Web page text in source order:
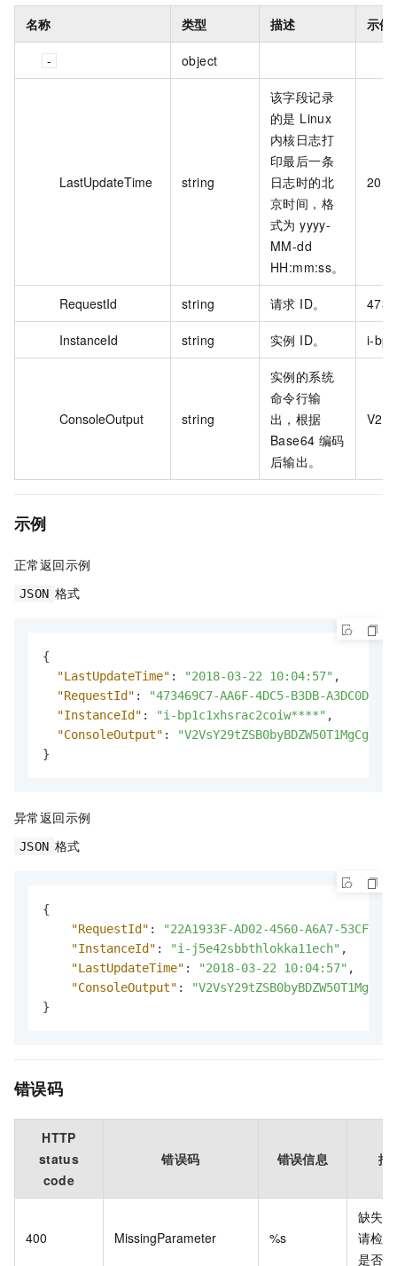
名称 类型 描述 示例
object
LastUpdateTime string
该字段记录
的是 Linux
内核日志打
印最后一条
日志时的北
京时间，格
式为 yyyy-
MM-dd
HH:mm:ss。
RequestId string 请求 ID。
InstanceId string 实例 ID。 i-
ConsoleOutput string
实例的系统
命令行输
出，根据
Base64 编码
后输出。
示例
正常返回示例
JSON 格式
{
"LastUpdateTime" : "2018-03-22 10:04:57" ,
"RequestId" :
"473469C7-AA6F-4DC5-B3DB-
"InstanceId" : "i-bp1c1xhsrac2coiw****" ,
"ConsoleOutput" :
}
异常返回示例
JSON 格式
{
"RequestId" :
"22A1933F-AD02-4560-A6A7-
"InstanceId" : "i-j5e42sbbthlokka11ech" ,
"LastUpdateTime" : "2018-03-22 10:04:57" ,
"ConsoleOutput" :
}
错误码
HTTP
status
code
错误码 错误信息 描
400 MissingParameter %s
缺失
请检
是否